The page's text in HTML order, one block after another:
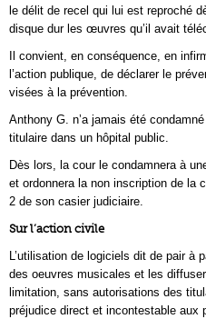
le délit de recel qui lui est reproché
disque dur les œuvres qu’il avait
Il convient, en conséquence, en
l’action publique, de déclarer le
visées à la prévention.
Anthony G. n’a jamais été
titulaire dans un hôpital public.
Dès lors, la cour le condamnera à
et ordonnera la non inscription de la
2 de son casier judiciaire.
Sur l’action civile
L’utilisation de logiciels dit de pair à
des oeuvres musicales et les
limitation, sans autorisations des
préjudice direct et incontestable aux